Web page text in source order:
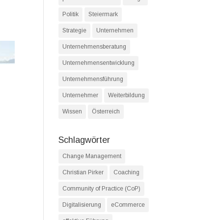
Politik Steiermark
Strategie Unternehmen
Unternehmensberatung
Unternehmensentwicklung
Unternehmensführung
Unternehmer Weiterbildung
Wissen Österreich
Schlagwörter
Change Management
Christian Pirker Coaching
Community of Practice (CoP)
Digitalisierung eCommerce